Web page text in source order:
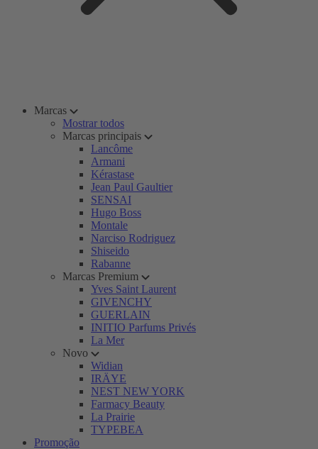
Marcas
Mostrar todos
Marcas principais
Lancôme
Armani
Kérastase
Jean Paul Gaultier
SENSAI
Hugo Boss
Montale
Narciso Rodriguez
Shiseido
Rabanne
Marcas Premium
Yves Saint Laurent
GIVENCHY
GUERLAIN
INITIO Parfums Privés
La Mer
Novo
Widian
IRÄYE
NEST NEW YORK
Farmacy Beauty
La Prairie
TYPEBEA
Promoção